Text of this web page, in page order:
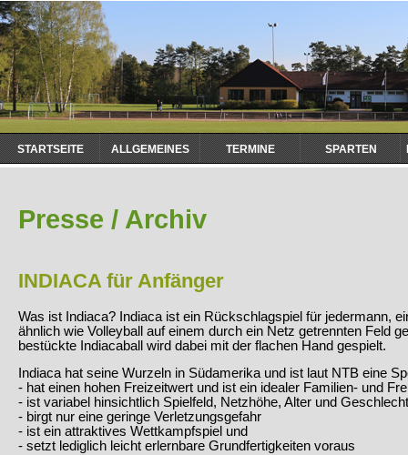
Navigation
überspringen
STARTSEITE ALLGEMEINES TERMINE SPARTEN
Presse / Archiv
INDIACA für Anfänger
Was ist Indiaca? Indiaca ist ein Rückschlagspiel für jedermann,
ähnlich wie Volleyball auf einem durch ein Netz getrennten Feld
bestückte Indiacaball wird dabei mit der flachen Hand gespielt.
Indiaca hat seine Wurzeln in Südamerika und ist laut NTB eine
- hat einen hohen Freizeitwert und ist ein idealer Familien- und
- ist variabel hinsichtlich Spielfeld, Netzhöhe, Alter und Geschlecht
- birgt nur eine geringe Verletzungsgefahr
- ist ein attraktives Wettkampfspiel und
- setzt lediglich leicht erlernbare Grundfertigkeiten voraus